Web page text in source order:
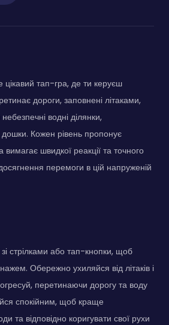
тап-гра, де ти керуєш
дороги, заповнені літаками,
водні ділянки,
дошки. Кожен рівень пропонує
вимагає швидкої реакції та точного
перемоги в цій напруженій
зі стрілками або тап-кнопки, щоб
Обережно ухиляйся від літаків і
перетинаючи дорогу та воду
спокійним, щоб краще
та відповідно коригувати свої рухи